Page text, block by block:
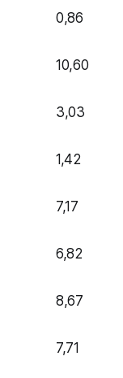
0,86
10,60
3,03
1,42
7,17
6,82
8,67
7,71